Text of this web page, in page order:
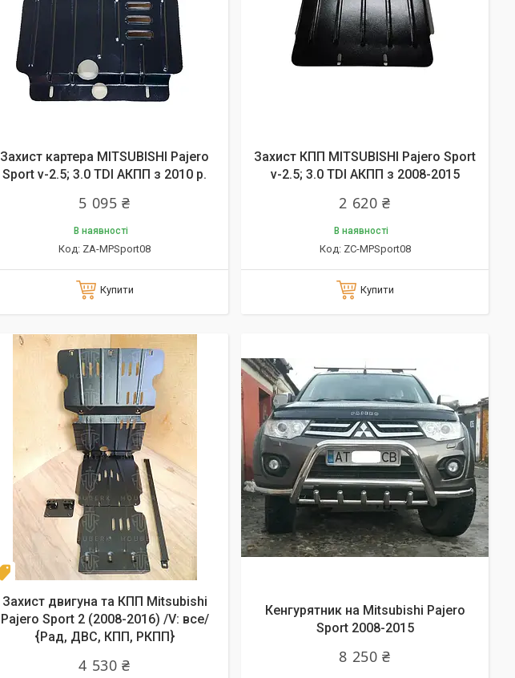
Захист картера MITSUBISHI Pajero
Sport v-2.5; 3.0 TDI АКПП з 2010 р.
5 095 ₴
В наявності
ZA-MPSport08
Купити
Захист КПП MITSUBISHI Pajero Sport
v-2.5; 3.0 TDI АКПП з 2008-2015
2 620 ₴
В наявності
ZC-MPSport08
Купити
Новинка
Захист двигуна та КПП Mitsubishi
Pajero Sport 2 (2008-2016) /V: все/
{Рад, ДВС, КПП, РКПП}
4 530 ₴
Кенгурятник на Mitsubishi Pajero
Sport 2008-2015
8 250 ₴